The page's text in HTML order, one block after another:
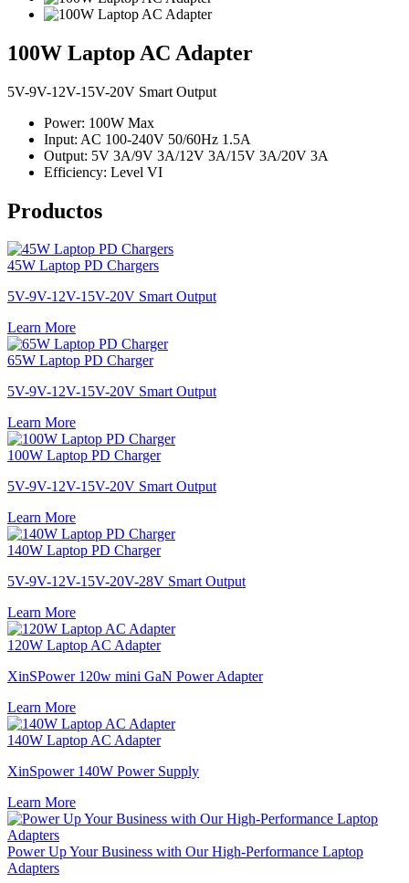
100W Laptop AC Adapter
5V-9V-12V-15V-20V Smart Output
Power: 100W Max
Input: AC 100-240V 50/60Hz 1.5A
Output: 5V 3A/9V 3A/12V 3A/15V 3A/20V 3A
Efficiency: Level VI
Productos
45W Laptop PD Chargers
5V-9V-12V-15V-20V Smart Output
Learn More
65W Laptop PD Charger
5V-9V-12V-15V-20V Smart Output
Learn More
100W Laptop PD Charger
5V-9V-12V-15V-20V Smart Output
Learn More
140W Laptop PD Charger
5V-9V-12V-15V-20V-28V Smart Output
Learn More
120W Laptop AC Adapter
XinSPower 120w mini GaN Power Adapter
Learn More
140W Laptop AC Adapter
XinSpower 140W Power Supply
Learn More
Power Up Your Business with Our High-Performance Laptop
Adapters